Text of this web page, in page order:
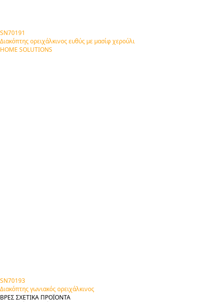
SN70191
Διακόπτης ορειχάλκινος ευθύς με μασίφ χερούλι
HOME SOLUTIONS
SN70193
Διακόπτης γωνιακός ορειχάλκινος
ΒΡΕΣΣΧΕΤΙΚΑ ΠΡΟΪΟΝΤΑ